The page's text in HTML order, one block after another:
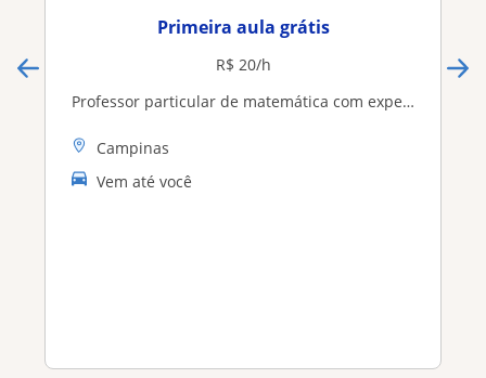
Primeira aula grátis
R$ 20/h
Professor particular de matemática com experiência em aulas presenciais e online
Campinas
Vem até você